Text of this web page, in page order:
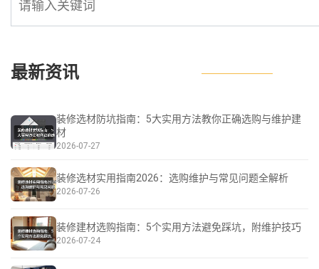
最新资讯
装修选材防坑指南：5大实用方法教你正确选购与维护建
材
2026-07-27
装修选材实用指南2026：选购维护与常见问题全解析
2026-07-26
装修建材选购指南：5个实用方法避免踩坑，附维护技巧
2026-07-24